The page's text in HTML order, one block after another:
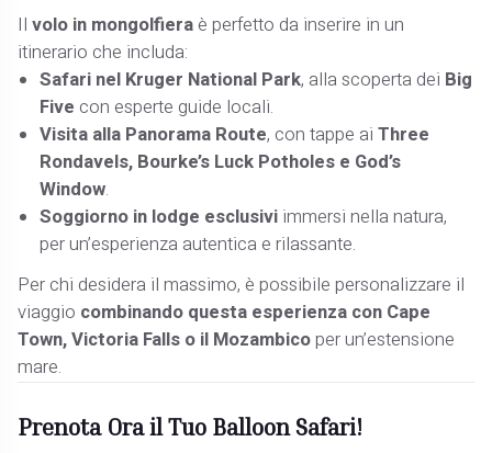
Ilvolo in mongolfieraè perfetto da inserire in un
itinerario che includa:
Safari nel Kruger National Park, alla scoperta dei Big
Five con esperte guide locali.
Visita alla Panorama Route, con tappe aiThree
Rondavels, Bourke’s Luck Potholes e God’s
Window.
Soggiorno in lodge esclusivi immersi nella natura,
per un’esperienza autentica e rilassante.
Per chi desidera il massimo, è possibile personalizzare il
viaggio combinando questa esperienza con Cape
Town, Victoria Falls o il Mozambicoper un’estensione
mare.
Prenota Ora il Tuo Balloon Safari!